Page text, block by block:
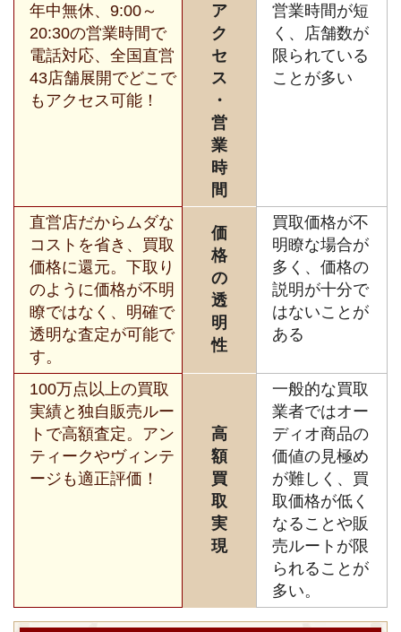
年中無休、9:00～
20:30の営業時間で
電話対応、全国直営
43店舗展開でどこで
もアクセス可能！
ア
ク
セ
ス
・
営
業
時
間
営業時間が短
く、店舗数が
限られている
ことが多い
直営店だからムダな
コストを省き、買取
価格に還元。下取り
のように価格が不明
瞭ではなく、明確で
透明な査定が可能で
す。
価
格
の
透
明
性
買取価格が不
明瞭な場合が
多く、価格の
説明が十分で
はないことが
ある
100万点以上の買取
実績と独自販売ルー
トで高額査定。アン
ティークやヴィンテ
ージも適正評価！
高
額
買
取
実
現
一般的な買取
業者ではオー
ディオ商品の
価値の見極め
が難しく、買
取価格が低く
なることや販
売ルートが限
られることが
多い。